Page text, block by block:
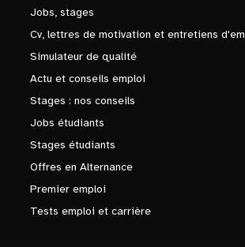
Jobs, stages
Cv, lettres de motivation et entretiens
Simulateur de qualité
Actu et conseils emploi
Stages : nos conseils
Jobs étudiants
Stages étudiants
Offres en Alternance
Premier emploi
Tests emploi et carrière